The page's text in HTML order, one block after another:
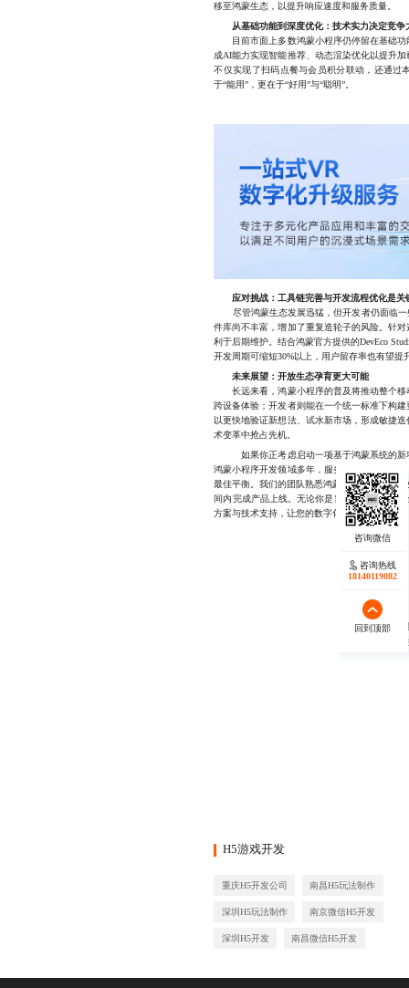
移至鸿蒙生态，以提升响应速度和服务质量。
从基础功能到深度优化：技术实力决定竞争
目前市面上多数鸿蒙小程序仍停留在基础功
成AI能力实现智能推荐、动态渲染优化以提升
不仅实现了扫码点餐与会员积分联动，还通过
于“能用”，更在于“好用”与“聪明”。
应对挑战：工具链完善与开发流程优化是关
尽管鸿蒙生态发展迅猛，但开发者仍面临一
件库尚不丰富，增加了重复造轮子的风险。针
利于后期维护。结合鸿蒙官方提供的DevEco
开发周期可缩短30%以上，用户留存率也有望提
未来展望：开放生态孕育更大可能
长远来看，鸿蒙小程序的普及将推动整个移
跨设备体验；开发者则能在一个统一标准下构
以更快地验证新想法、试水新市场，形成敏捷
术变革中抢占先机。
如果你正考虑启动一项基于鸿蒙系统的新项
鸿蒙小程序开发领域多年，服务过多个行业客
最佳平衡。我们的团队熟悉鸿蒙最新的特性与
间内完成产品上线。无论你是需要从零搭建一
方案与技术支持，让您的数字化进程不再等待。
秉承“
H5游戏开发
重庆H5开发公司 南昌H5玩法制作
深圳H5玩法制作 南京微信H5开发
深圳H5开发 南昌微信H5开发
咨询热线
17723342546
回到顶部
咨询热线
18140119082
回到顶部